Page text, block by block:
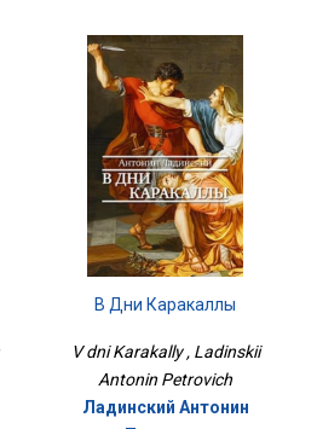
В Дни Каракаллы
V dni Karakally , Ladinskii
Antonin Petrovich
Ладинский Антонин